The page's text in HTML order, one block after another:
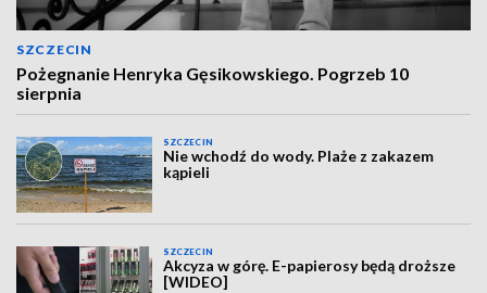
SZCZECIN
Pożegnanie Henryka Gęsikowskiego. Pogrzeb 10
sierpnia
SZCZECIN
Nie wchodź do wody. Plaże z zakazem
kąpieli
SZCZECIN
Akcyza w górę. E-papierosy będą droższe
[WIDEO]